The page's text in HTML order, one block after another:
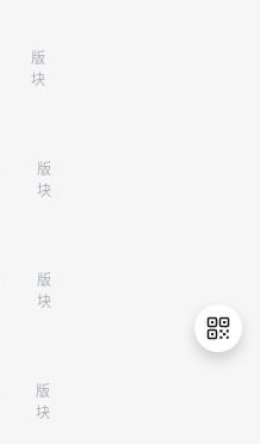
版
块
版
块
版
块
版
块